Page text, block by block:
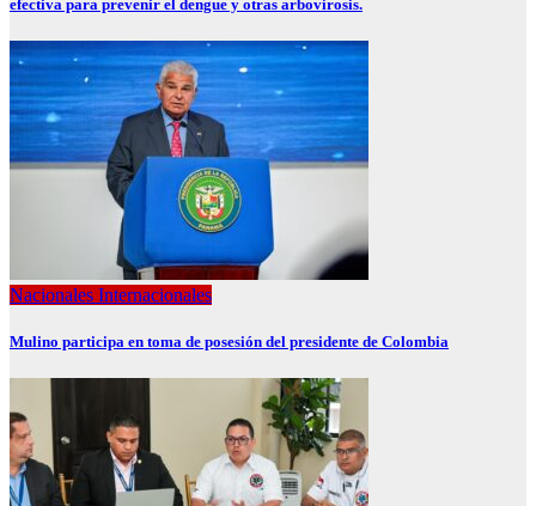
efectiva para prevenir el dengue y otras arbovirosis.
Nacionales Internacionales
Mulino participa en toma de posesión del presidente de Colombia